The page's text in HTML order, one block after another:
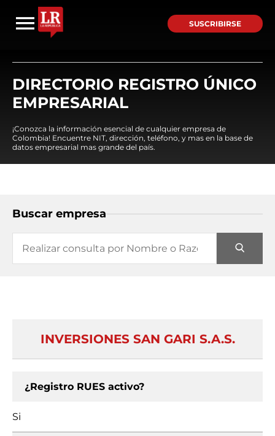
SUSCRIBIRSE
DIRECTORIO REGISTRO ÚNICO
EMPRESARIAL
¡Conozca la información esencial de cualquier empresa de
Colombia! Encuentre NIT, dirección, teléfono, y mas en la base de
datos empresarial mas grande del país.
Buscar empresa
INVERSIONES SAN GARI S.A.S.
¿Registro RUES activo?
Si